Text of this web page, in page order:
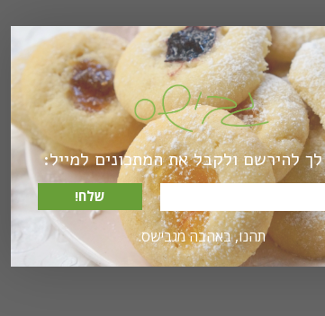
להירשם ולקבל את המתכונים למייל:
שלח!
תהנו, באהבה מגבישס.